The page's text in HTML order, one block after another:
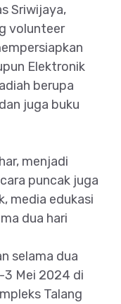
Sriwijaya,
volunteer
Elektronik
berupa
juga buku
menjadi
puncak juga
media edukasi
dua hari
selama dua
3 Mei 2024 di
Talang